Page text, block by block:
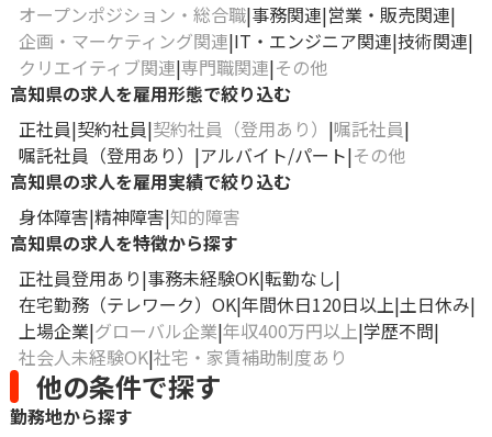
オープンポジション・総合職 事務関連 営業・販売関連
企画・マーケティング関連 IT・エンジニア関連 技術関連
クリエイティブ関連 専門職関連 その他
高知県の求人を雇用形態で絞り込む
正社員 契約社員 契約社員（登用あり）
嘱託社員
嘱託社員（登用あり）
アルバイト/パート その他
高知県の求人を雇用実績で絞り込む
身体障害 精神障害 知的障害
高知県の求人を特徴から探す
正社員登用あり 事務未経験OK 転勤なし
在宅勤務（テレワーク）OK 年間休日120日以上 土日休み
上場企業 グローバル企業 年収400万円以上 学歴不問
社会人未経験OK 社宅・家賃補助制度あり
他の条件で探す
勤務地から探す